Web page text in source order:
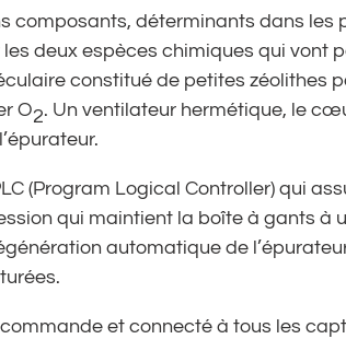
composants, déterminants dans les
deux espèces chimiques qui vont
constitué de petites zéolithes
O2. Un ventilateur hermétique, le
(Program Logical Controller) qui
qui maintient la boîte à gants à
automatique de
et connecté à tous les